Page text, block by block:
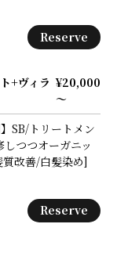
Reserve
+ヴィラ ¥20,000
～
SB/トリートメン
つつオーガニッ
改善/白髪染め]
Reserve